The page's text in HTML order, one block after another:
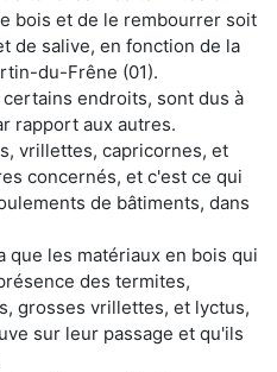
bois et de le rembourrer soit
de salive, en fonction de la
du-Frêne (01).
endroits, sont dus à
rapport aux autres.
vrillettes, capricornes, et
concernés, et c'est ce qui
de bâtiments, dans
que les matériaux en bois qui
des termites,
grosses vrillettes, et lyctus,
sur leur passage et qu'ils